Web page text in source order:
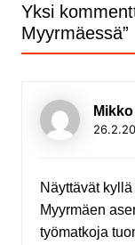
Yksi
Myyrmäessä”
Näyttävät
Myyrmäen
työmatkoja